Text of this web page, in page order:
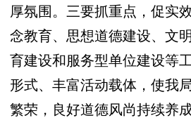
厚氛围。 三要抓重点，促实
念教育、思想道德建设、文
育建设和服务型单位建设等
形式、丰富活动载体，使我
繁荣，良好道德风尚持续养